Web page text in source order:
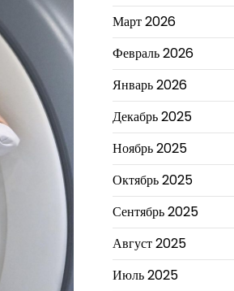
Март 2026
Февраль 2026
Январь 2026
Декабрь 2025
Ноябрь 2025
Октябрь 2025
Сентябрь 2025
Август 2025
Июль 2025